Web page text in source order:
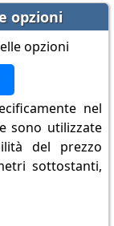
opzioni
nel
sono utilizzate
del prezzo
sottostanti,